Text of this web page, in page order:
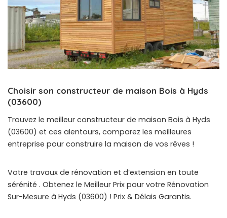
Choisir son constructeur de maison Bois à Hyds
(03600)
Trouvez le meilleur constructeur de maison Bois à Hyds
(03600) et ces alentours, comparez les meilleures
entreprise pour construire la maison de vos rêves !
Votre travaux de rénovation et d’extension en toute
sérénité . Obtenez le Meilleur Prix pour votre Rénovation
Sur-Mesure à Hyds (03600) ! Prix & Délais Garantis.